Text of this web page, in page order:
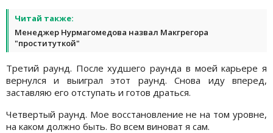
Читай также:
Менеджер Нурмагомедова назвал Макгрегора
"проституткой"
Третий раунд. После худшего раунда в моей карьере я
вернулся и выиграл этот раунд. Снова иду вперед,
заставляю его отступать и готов драться.
Четвертый раунд. Мое восстановление не на том уровне,
на каком должно быть. Во всем виноват я сам.